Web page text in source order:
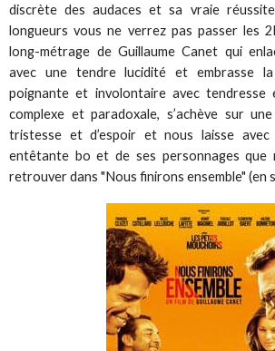
discrète des audaces et sa vraie
longueurs vous ne verrez pas passer les
long-métrage de Guillaume Canet qui
avec une tendre lucidité et embrasse
poignante et involontaire avec tendresse
complexe et paradoxale, s’achève sur
tristesse et d’espoir et nous laisse
entêtante bo et de ses personnages que
retrouver dans "Nous finirons ensemble" (en